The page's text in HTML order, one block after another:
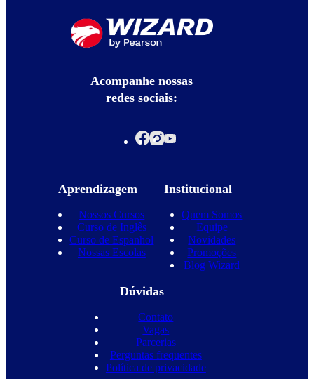
Acompanhe nossas
redes sociais:
Aprendizagem
Nossos Cursos
Curso de Inglês
Curso de Espanhol
Nossas Escolas
Institucional
Quem Somos
Equipe
Novidades
Promoções
Blog Wizard
Dúvidas
Contato
Vagas
Parcerias
Perguntas frequentes
Política de privacidade